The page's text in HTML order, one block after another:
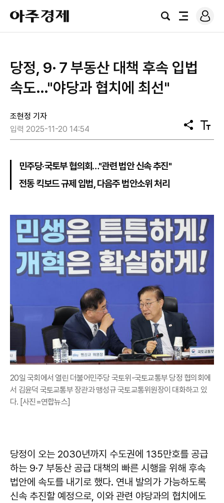
아
주
경
검
전
로
그
당정, 9·７부동산 대책 후속 입법
속도…"야당과 협치에 최선"
조현정 기자
입력 2025-11-20 14:54
공
유
텍
스
민주당·국토부 협의회…"관련 법안 신속 추진"
전동 킥보드 규제 입법, 다음주 법안소위 처리
20일 국회에서 열린 더불어민주당 국토위-국토교통부 당정 협의회에
서 김윤덕 국토교통부 장관과 맹성규 국토교통위원장이 대화하고 있
다. [사진=연합뉴스]
당정이 오는 2030년까지 수도권에 135만호를 공급
하는 9·7 부동산 공급 대책의 빠른 시행을 위해 후속
법안에 속도를 내기로 했다. 연내 발의가 가능하도록
신속 추진할 예정으로, 이와 관련 야당과의 협치에도